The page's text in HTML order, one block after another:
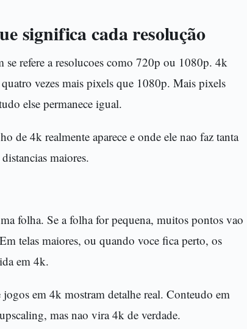
significa cada resolução
refere a resolucoes como 720p ou 1080p. 4k
vezes mais pixels que 1080p. Mais pixels
else permanece igual.
de 4k realmente aparece e onde ele nao faz tanta
maiores.
folha. Se a folha for pequena, muitos pontos vao
telas maiores, ou quando voce fica perto, os
em 4k.
em 4k mostram detalhe real. Conteudo em
mas nao vira 4k de verdade.